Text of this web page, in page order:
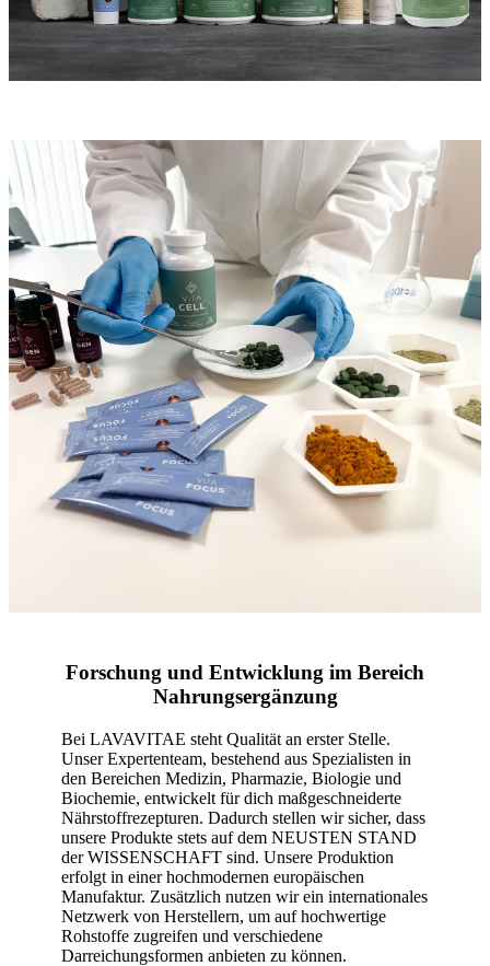
Forschung und Entwicklung im Bereich
Nahrungsergänzung
Bei LAVAVITAE steht Qualität an erster Stelle.
Unser Expertenteam, bestehend aus Spezialisten in
den Bereichen Medizin, Pharmazie, Biologie und
Biochemie, entwickelt für dich maßgeschneiderte
Nährstoffrezepturen. Dadurch stellen wir sicher, dass
unsere Produkte stets auf dem NEUSTEN STAND
der WISSENSCHAFT sind. Unsere Produktion
erfolgt in einer hochmodernen europäischen
Manufaktur. Zusätzlich nutzen wir ein internationales
Netzwerk von Herstellern, um auf hochwertige
Rohstoffe zugreifen und verschiedene
Darreichungsformen anbieten zu können.